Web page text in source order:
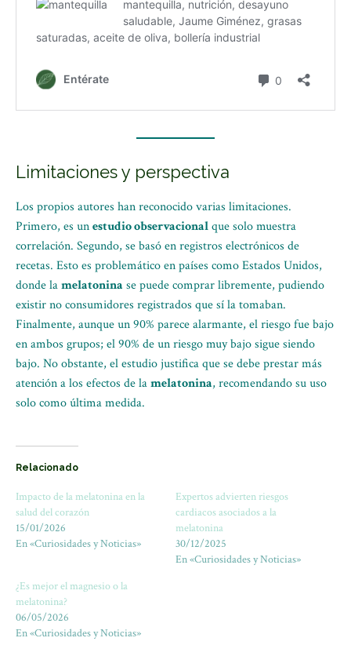
Limitaciones y perspectiva
Los propios autores han reconocido varias limitaciones.
Primero, es unestudio observacionalque solo muestra
correlación. Segundo, se basó en registros electrónicos de
recetas. Esto es problemático en países como Estados Unidos,
donde lamelatonina se puede comprar libremente, pudiendo
existir no consumidores registrados que sí la tomaban.
Finalmente, aunque un 90% parece alarmante, el riesgo fue bajo
en ambos grupos; el 90% de un riesgo muy bajo sigue siendo
bajo. No obstante, el estudio justifica que se debe prestar más
atención a los efectos de lamelatonina, recomendando su uso
solo como última medida.
Relacionado
Impacto de la melatonina en la
salud del corazón
15/01/2026
En «Curiosidades y Noticias»
Expertos advierten riesgos
cardiacos asociados a la
melatonina
30/12/2025
En «Curiosidades y Noticias»
¿Es mejor el magnesio o la
melatonina?
06/05/2026
En «Curiosidades y Noticias»